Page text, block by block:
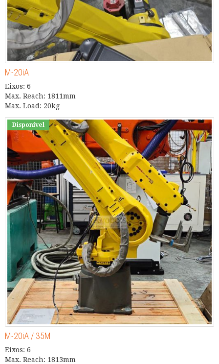
M-20iA
Eixos: 6
Max. Reach: 1811mm
Max. Load: 20kg
Disponível
M-20iA / 35M
Eixos: 6
Max. Reach: 1813mm